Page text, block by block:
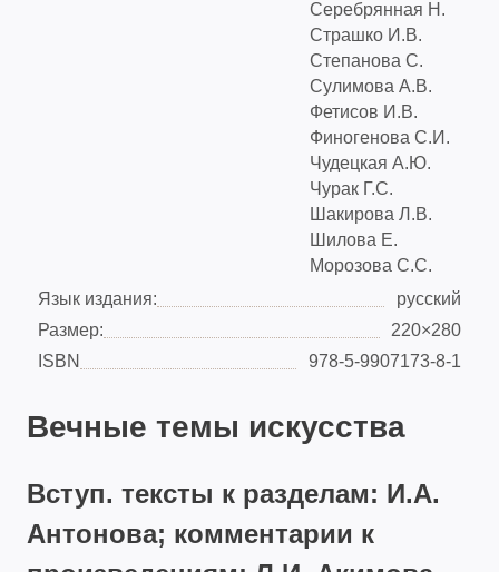
Серебрянная Н.
Страшко И.В.
Степанова С.
Сулимова А.В.
Фетисов И.В.
Финогенова С.И.
Чудецкая А.Ю.
Чурак Г.С.
Шакирова Л.В.
Шилова Е.
Морозова С.С.
Язык издания:
русский
Размер:
220×280
ISBN
978-5-9907173-8-1
Вечные темы искусства
Вступ. тексты к разделам: И.А.
Антонова; комментарии к